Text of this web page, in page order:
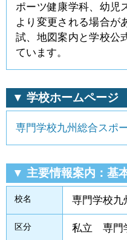
ポーツ健康学科、幼児
より変更される場合が
試、地図案内と学校公
ています。
▼ 学校ホームページ
専門学校九州総合スポ
▼ 主要情報案内：基
校名 専門学校九
区分 私立 専門